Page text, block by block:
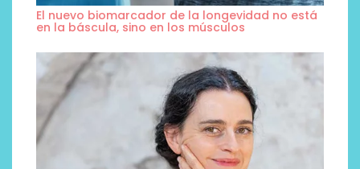
El nuevo biomarcador de la longevidad no está
en la báscula, sino en los músculos